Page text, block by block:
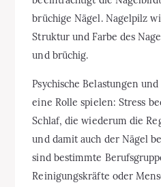
brüchige Nägel. Nagelpilz
Struktur und Farbe des
und brüchig.
Psychische Belastungen
eine Rolle spielen: Stress
Schlaf, die wiederum die
und damit auch der Nägel
sind bestimmte
Reinigungskräfte oder